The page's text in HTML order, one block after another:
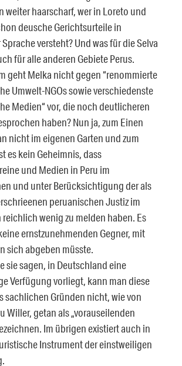
weiter haarscharf, wer in Loreto und
deusche Gerichtsurteile in
versteht? Und was für die Selva
für alle anderen Gebiete Perus.
geht Melka nicht gegen “renommierte
Umwelt-NGOs sowie verschiedenste
Medien“ vor, die noch deutlicheren
haben? Nun ja, zum Einen
nicht im eigenen Garten und zum
es kein Geheimnis, dass
und Medien in Peru im
und unter Berücksichtigung der als
peruanischen Justiz im
reichlich wenig zu melden haben. Es
ernstzunehmenden Gegner, mit
sich abgeben müsste.
sie sagen, in Deutschland eine
Verfügung vorliegt, kann man diese
sachlichen Gründen nicht, wie von
Willer, getan als „vorauseilenden
Im übrigen existiert auch in
Instrument der einstweiligen